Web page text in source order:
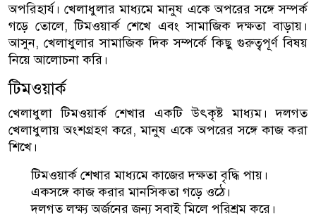
অপরিহার্য। খেলাধুলার মাধ্যমে মানুষ একে অপরের সঙ্গে সম্পর্ক
গড়ে তোলে, টিমওয়ার্ক শেখে এবং সামাজিক দক্ষতা বাড়ায়।
আসুন, খেলাধুলার সামাজিক দিক সম্পর্কে কিছু গুরুত্বপূর্ণ বিষয়
নিয়ে আলোচনা করি।
টিমওয়ার্ক
খেলাধুলা টিমওয়ার্ক শেখার একটি উৎকৃষ্ট মাধ্যম। দলগত
খেলাধুলায় অংশগ্রহণ করে, মানুষ একে অপরের সঙ্গে কাজ করা
শিখে।
টিমওয়ার্ক শেখার মাধ্যমে কাজের দক্ষতা বৃদ্ধি পায়।
একসঙ্গে কাজ করার মানসিকতা গড়ে ওঠে।
দলগত লক্ষ্য অর্জনের জন্য সবাই মিলে পরিশ্রম করে।